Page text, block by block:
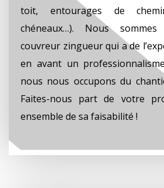
toit, entourages de
chéneaux…). Nous
couvreur zingueur qui a de
en avant un
nous nous occupons du
Faites-nous part de votre
ensemble de sa faisabilité !